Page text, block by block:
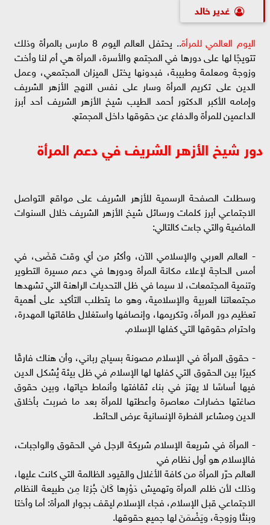
غدير خالد
اليوم العالمي للمرأة
.. يحتفل العالم اليوم 8 مارس بالمرأة وذلك
تتويجًا لها على دورها في المجتمع والأسرة، المرأة هي أم لنا وأخت
وزوجة ومعلمة وطبيبة، فبدونها يختل الميزان المجتمعي، وعمل
الدين على تكريم المرأة وسار على نفس النهج الأزهر الشريف
وإمامه الأكبر الدكتور أحمد الطيب شيخ الأزهر الشريف أحد أبرز
الداعمين للمرأة والدفاع عن حقوقها داخل المجمتع.
دور شيخ الأزهر الشريف في دعم المرأة
وسطلت الصفحة الرسمية للأزهر الشريف على مواقع التواصل
الاجتماعي أبرز كلمات ورسائل شيخ الأزهر الشريف خلال السنوات
الماضية والتي جاءت كالتالي:
- العالم العربي والإسلامي الآن، وأكثر من أي وقت قضَى، في
أمس الحاجة لإعلاء مكانة المرأة ودورها في دعم مسيرة التطوير
وتنمية المجتمعات، لا سيما في ظل التحديات الراهنة التي تشهدها
مجتمعاتنا العربية والإسلامية، وهو ما يتطلب التأكيد على أهمية
تعظيم دور المرأة، وتكريمها، وإنصافها واستغلال طاقاتها المهدرة،
واحترام حقوقها التي كفلها الإسلام.
- حقوق المرأة في الإسلام مصونة بسياج رباني، وأن هناك فارقًا
كبيرًا بين الحقوق التي كفلها لها الإسلام في ظل بيئة يُشكل الدين
فيها أساسًا لا يهتز في بناء ثقافتها وأنماط حياتها، وبين حقوق
صاغتها حضارات معاصرة وأعطتها للمرأة بعد ما ضربت بأخلاق
الدين ومشاعر الفطرة الإنسانية عرض الحائط.
- المرأة في شريعة الإسلام شريكة الرجل في الحقوق والواجبات،
فالإسلام هو أول نظام في
العالم حرّر المرأة من كافة الأغلال والقيود الظالمة التي كانت عليها،
وذلك لأن ظلم المرأة وتهميش دَوْرِها كَانَ جُزءًا مِن طبيعة النظام
الاجتماعي قبل الإسلام، فجاء الإسلام ليقف بجوار المرأة: أما وأختا
وبنتًا وزوجة، ويَضْمَنَ لها جميع حقوقها.